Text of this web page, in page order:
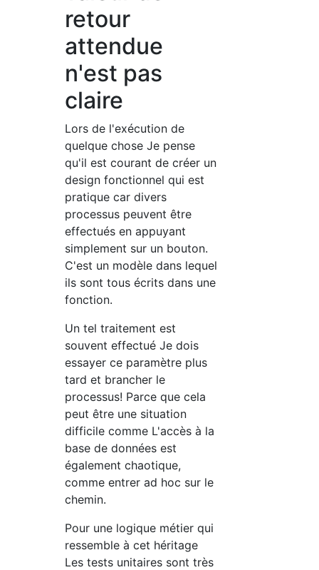
retour
attendue
n'est pas
claire
Lors de l'exécution de
quelque chose Je pense
qu'il est courant de créer un
design fonctionnel qui est
pratique car divers
processus peuvent être
effectués en appuyant
simplement sur un bouton.
C'est un modèle dans lequel
ils sont tous écrits dans une
fonction.
Un tel traitement est
souvent effectué Je dois
essayer ce paramètre plus
tard et brancher le
processus! Parce que cela
peut être une situation
difficile comme L'accès à la
base de données est
également chaotique,
comme entrer ad hoc sur le
chemin.
Pour une logique métier qui
ressemble à cet héritage
Les tests unitaires sont très